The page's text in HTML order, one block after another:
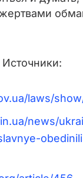
Источники:
laws/
news/